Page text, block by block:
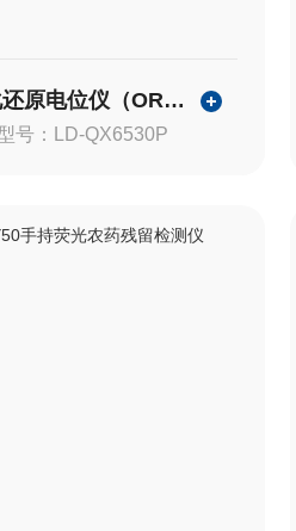
土壤氧化还原电位仪（ORP计）
号：LD-QX6530P